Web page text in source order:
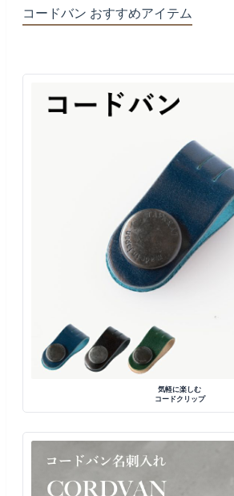
コードバン おすすめアイテム
気軽に楽しむ
コードクリップ